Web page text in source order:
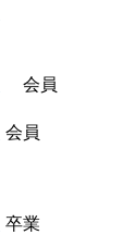
会員
会員
卒業